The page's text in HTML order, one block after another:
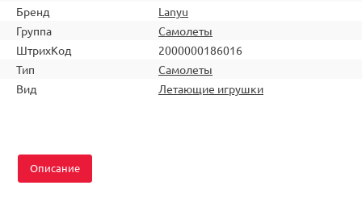
Бренд
Lanyu
Группа
Самолеты
ШтрихКод
2000000186016
Тип
Самолеты
Вид
Летающие игрушки
Описание